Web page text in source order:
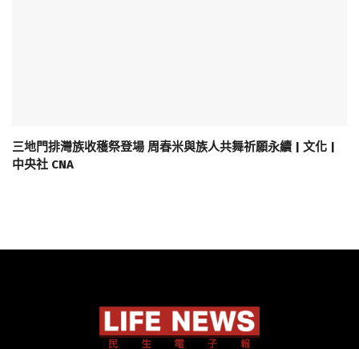
三地門排灣族收穫祭登場 周春米與族人共舞祈願永續 | 文化 |
中央社 CNA